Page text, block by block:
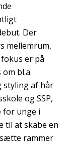
Der
mellemrum,
er på
bl.a.
styling af hår
og SSP,
for unge i
til at skabe en
rammer